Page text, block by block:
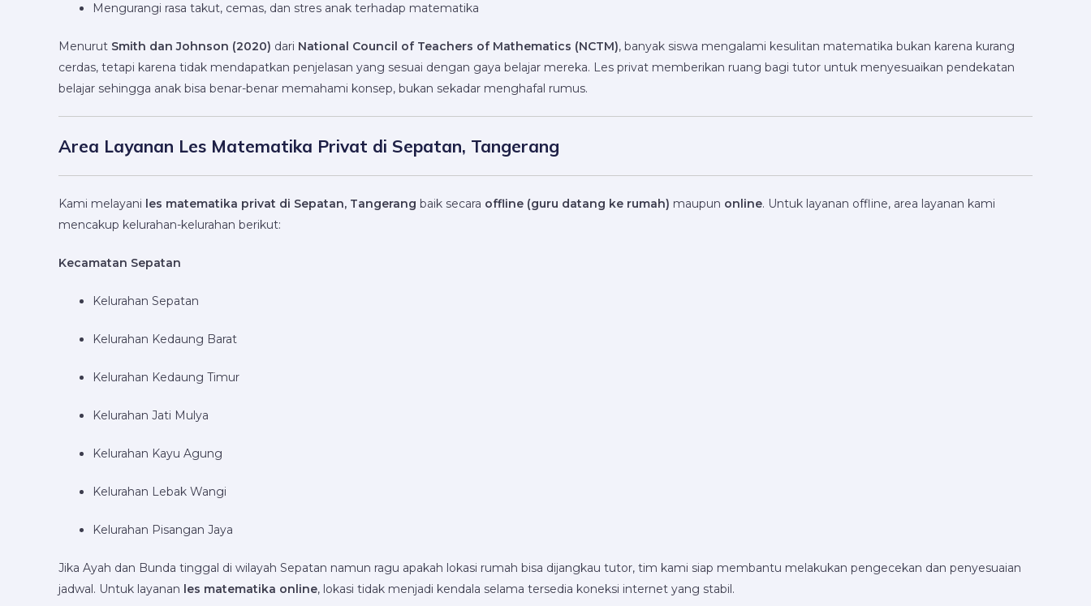
Mengurangi rasa takut, cemas, dan stres anak terhadap matematika
Menurut Smith dan Johnson (2020) dari National Council of Teachers of Mathematics (NCTM), banyak siswa mengalami kesulitan matematika bukan karena kurang
cerdas, tetapi karena tidak mendapatkan penjelasan yang sesuai dengan gaya belajar mereka. Les privat memberikan ruang bagi tutor untuk menyesuaikan pendekatan
belajar sehingga anak bisa benar-benar memahami konsep, bukan sekadar menghafal rumus.
Area Layanan Les Matematika Privat di Sepatan, Tangerang
Kami melayani les matematika privat di Sepatan, Tangerang baik secara offline (guru datang ke rumah) maupun online. Untuk layanan offline, area layanan kami
mencakup kelurahan-kelurahan berikut:
Kecamatan Sepatan
Kelurahan Sepatan
Kelurahan Kedaung Barat
Kelurahan Kedaung Timur
Kelurahan Jati Mulya
Kelurahan Kayu Agung
Kelurahan Lebak Wangi
Kelurahan Pisangan Jaya
Jika Ayah dan Bunda tinggal di wilayah Sepatan namun ragu apakah lokasi rumah bisa dijangkau tutor, tim kami siap membantu melakukan pengecekan dan penyesuaian
jadwal. Untuk layanan les matematika online, lokasi tidak menjadi kendala selama tersedia koneksi internet yang stabil.